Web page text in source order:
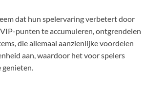
dat hun spelervaring verbetert door
punten te accumuleren, ontgrendelen
die allemaal aanzienlijke voordelen
aan, waardoor het voor spelers